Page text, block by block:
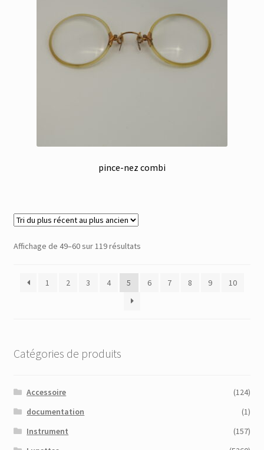
pince-nez combi
Affichage de 49–60 sur 119 résultatsTrié
récent
1 2 3 4 5 6 7 8 9 10
Catégories de produits
Accessoire
(124)
documentation
(1)
Instrument
(157)